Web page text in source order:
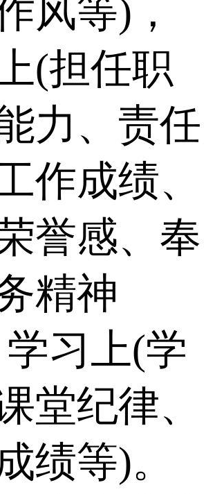
风等)，
(担任职
力、责任
作成绩、
誉感、奉
精神
习上(学
堂纪律、
绩等)。